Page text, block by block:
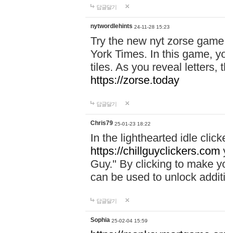
답글달기
nytwordlehints 24-11-28 15:23
Try the new nyt zorse
York Times. In this game,
tiles. As you reveal letters,
https://zorse.today
답글달기
Chris79 25-01-23 18:22
In the lighthearted idle
https://chillguyclickers.com
Guy." By clicking to make
can be used to unlock
답글달기
Sophia 25-02-04 15:59